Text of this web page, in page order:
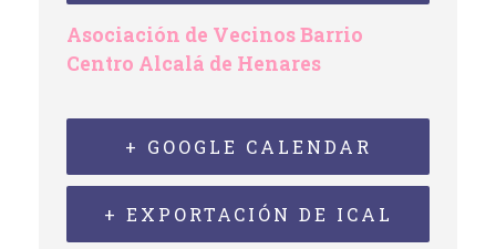
Asociación de Vecinos Barrio
Centro Alcalá de Henares
+ GOOGLE CALENDAR
+ EXPORTACIÓN DE ICAL